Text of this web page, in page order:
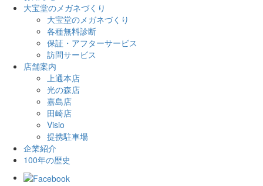
大宝堂のメガネづくり
大宝堂のメガネづくり
各種無料診断
保証・アフターサービス
訪問サービス
店舗案内
上通本店
光の森店
嘉島店
田崎店
Visio
提携駐車場
企業紹介
100年の歴史